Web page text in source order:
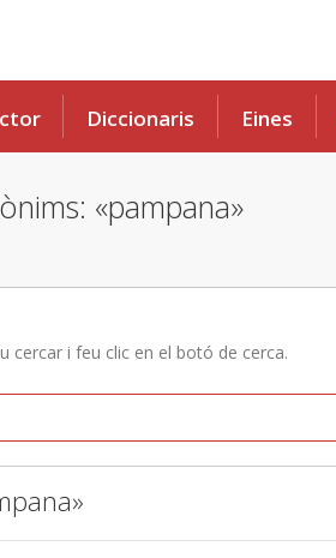
Diccionaris Eines
«pampana»
cercar i feu clic en el botó de cerca.